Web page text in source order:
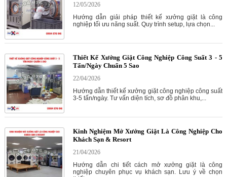
12/05/2026
Hướng dẫn giải pháp thiết kế xưởng giặt là công
nghiệp tối ưu năng suất. Quy trình setup, lựa chọn...
Thiết Kế Xưởng Giặt Công Nghiệp Công Suất 3 - 5
Tấn/Ngày Chuẩn 5 Sao
22/04/2026
Hướng dẫn thiết kế xưởng giặt công nghiệp công suất
3-5 tấn/ngày. Tư vấn diện tích, sơ đồ phân khu,...
Kinh Nghiệm Mở Xưởng Giặt Là Công Nghiệp Cho
Khách Sạn & Resort
21/04/2026
Hướng dẫn chi tiết cách mở xưởng giặt là công
nghiệp chuyên phục vụ khách sạn. Lưu ý về chọn